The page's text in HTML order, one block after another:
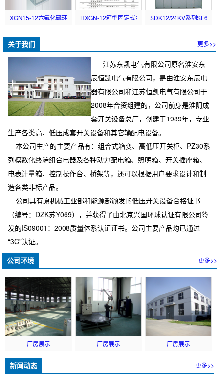
XGN15-12六氟化硫环网开...HXGN-12箱型固定式金属封...SDK12/24KV系列SF6...
更多>>
关于我们
江苏东凯电气有限公司原名淮安东
辰恒凯电气有限公司，是由淮安东辰电
器有限公司和江苏恒凯电气有限公司于
2008年合资组建的，公司前身是淮阴成
套开关设备总厂，创建于1989年，专业
生产各类高、低压成套开关设备和其它输配电设备。
本公司生产的主要产品有：组合式箱变、高低压开关柜、PZ30系
列模数化终端组合电器及各种动力配电箱、照明箱、开关插座箱、
电表计量箱、控制操作台、桥架等，还可以根据用户要求设计和制
造各类非标产品。
公司具有原机械工业部和能源部颁发的低压开关设备合格证书
（编号：DZK苏Y069），并获得了由北京兴国环球认证有限公司签
发的IS09001：2008质量体系认证证书。公司主要产品均已通过
“3C”认证。
公司环境
更多>>
厂房展示 厂房展示 厂房展示
新闻动态 更多>>